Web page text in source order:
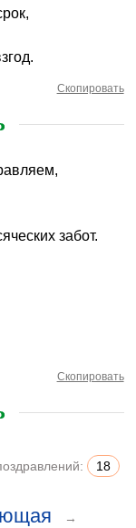
Скопировать
забот.
Скопировать
18
→